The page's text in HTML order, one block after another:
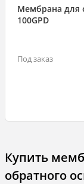
Мембрана для
100GPD
Под заказ
Купить
обратного